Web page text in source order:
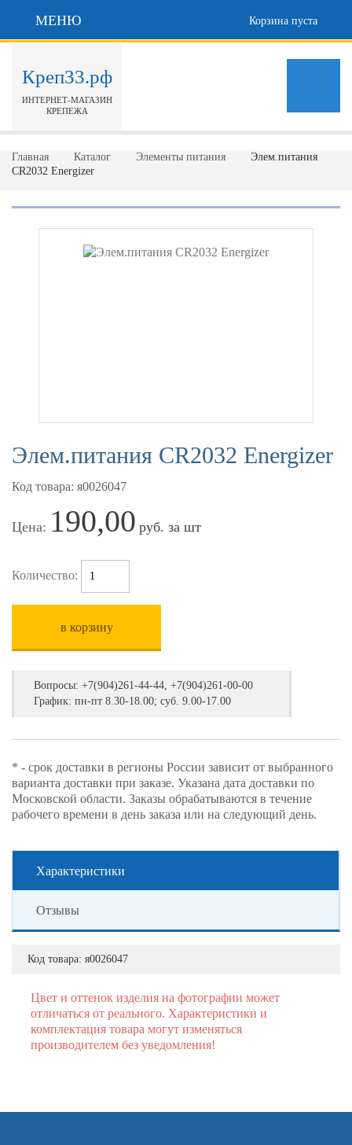
МЕНЮ Корзина пуста
Креп33.рф
ИНТЕРНЕТ-МАГАЗИН
КРЕПЕЖА
Главная Каталог Элементы питания
Элем.питания
СR2032 Energizer
Элем.питания СR2032 Energizer
Код товара: я0026047
Цена: 190,00 руб. за шт
Количество:
в корзину
Вопросы: +7(904)261-44-44, +7(904)261-00-00
График: пн-пт 8.30-18.00; суб. 9.00-17.00
* - срок доставки в регионы России зависит от выбранного
варианта доставки при заказе. Указана дата доставки по
Московской области. Заказы обрабатываются в течение
рабочего времени в день заказа или на следующий день.
Характеристики
Отзывы
Код товара: я0026047
Цвет и оттенок изделия на фотографии может
отличаться от реального. Характеристики и
комплектация товара могут изменяться
производителем без уведомления!